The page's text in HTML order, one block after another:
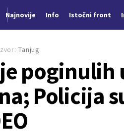
Najnovije Info Istočni front
poginulih
Policija
Tanjug